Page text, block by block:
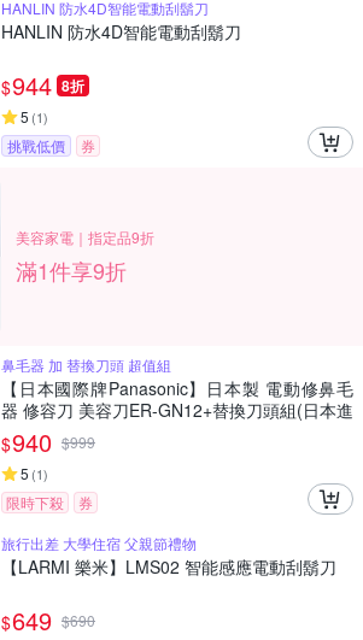
HANLIN 防水4D智能電動刮鬍刀
HANLIN 防水4D智能電動刮鬍刀
$944 8折
5 (1)
挑戰低價 券
美容家電｜指定品9折
滿1件享9折
鼻毛器 加 替換刀頭 超值組
【日本國際牌Panasonic】日本製 電動修鼻毛
器 修容刀 美容刀ER-GN12+替換刀頭組(日本進
口)
$940 $999
5 (1)
限時下殺
券
旅行出差 大學住宿 父親節禮物
【LARMI 樂米】LMS02 智能感應電動刮鬍刀
$649 $690